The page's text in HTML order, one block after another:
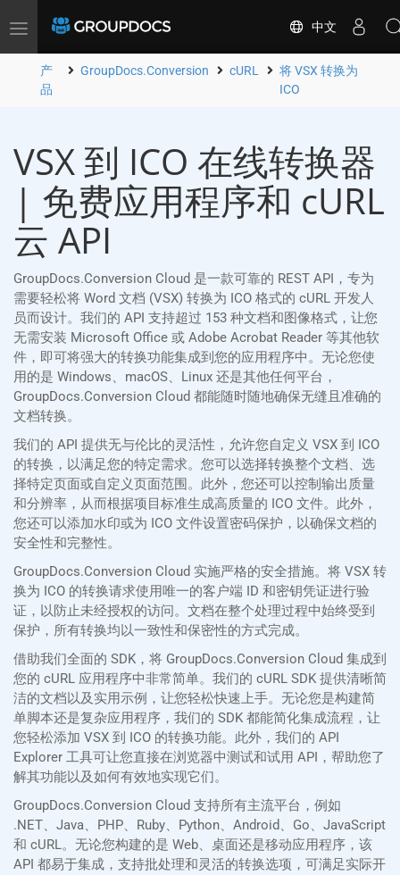
Toggle
中文
产
品
GroupDocs.Conversion cURL
将 VSX 转换为
ICO
VSX 到 ICO 在线转换器
| 免费应用程序和 cURL
云 API
GroupDocs.Conversion Cloud 是一款可靠的 REST API，专为
需要轻松将 Word 文档 (VSX) 转换为 ICO 格式的 cURL 开发人
员而设计。我们的 API 支持超过 153 种文档和图像格式，让您
无需安装 Microsoft Office 或 Adobe Acrobat Reader 等其他软
件，即可将强大的转换功能集成到您的应用程序中。无论您使
用的是 Windows、macOS、Linux 还是其他任何平台，
GroupDocs.Conversion Cloud 都能随时随地确保无缝且准确的
文档转换。
我们的 API 提供无与伦比的灵活性，允许您自定义 VSX 到 ICO
的转换，以满足您的特定需求。您可以选择转换整个文档、选
择特定页面或自定义页面范围。此外，您还可以控制输出质量
和分辨率，从而根据项目标准生成高质量的 ICO 文件。此外，
您还可以添加水印或为 ICO 文件设置密码保护，以确保文档的
安全性和完整性。
GroupDocs.Conversion Cloud 实施严格的安全措施。将 VSX 转
换为 ICO 的转换请求使用唯一的客户端 ID 和密钥凭证进行验
证，以防止未经授权的访问。文档在整个处理过程中始终受到
保护，所有转换均以一致性和保密性的方式完成。
借助我们全面的 SDK，将 GroupDocs.Conversion Cloud 集成到
您的 cURL 应用程序中非常简单。我们的 cURL SDK 提供清晰简
洁的文档以及实用示例，让您轻松快速上手。无论您是构建简
单脚本还是复杂应用程序，我们的 SDK 都能简化集成流程，让
您轻松添加 VSX 到 ICO 的转换功能。此外，我们的 API
Explorer 工具可让您直接在浏览器中测试和试用 API，帮助您了
解其功能以及如何有效地实现它们。
GroupDocs.Conversion Cloud 支持所有主流平台，例如
.NET、Java、PHP、Ruby、Python、Android、Go、JavaScript
和 cURL。无论您构建的是 Web、桌面还是移动应用程序，该
API 都易于集成，支持批处理和灵活的转换选项，可满足实际开